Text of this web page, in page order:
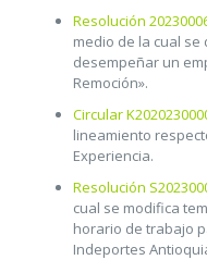
Resolución
medio de la cual
desempeñar un
Remoción».
Circular
lineamiento
Experiencia.
Resolución
cual se modifica
horario de trabajo
Indeportes